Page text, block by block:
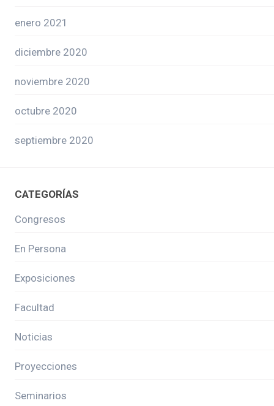
enero 2021
diciembre 2020
noviembre 2020
octubre 2020
septiembre 2020
CATEGORÍAS
Congresos
En Persona
Exposiciones
Facultad
Noticias
Proyecciones
Seminarios